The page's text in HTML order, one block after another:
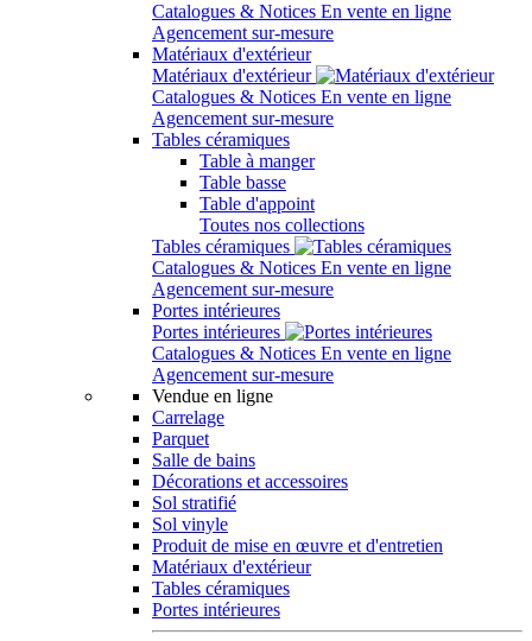
Catalogues & Notices En vente en ligne
Agencement sur-mesure
Matériaux d'extérieur
Matériaux d'extérieur
Catalogues & Notices En vente en ligne
Agencement sur-mesure
Tables céramiques
Table à manger
Table basse
Table d'appoint
Toutes nos collections
Tables céramiques
Catalogues & Notices En vente en ligne
Agencement sur-mesure
Portes intérieures
Portes intérieures
Catalogues & Notices En vente en ligne
Agencement sur-mesure
Vendue en ligne
Carrelage
Parquet
Salle de bains
Décorations et accessoires
Sol stratifié
Sol vinyle
Produit de mise en œuvre et d'entretien
Matériaux d'extérieur
Tables céramiques
Portes intérieures